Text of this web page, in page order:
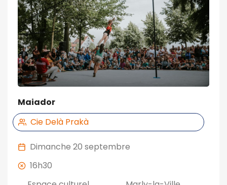
Maiador
dimanche 20 septembre
16h30
Cie Delà Prakà